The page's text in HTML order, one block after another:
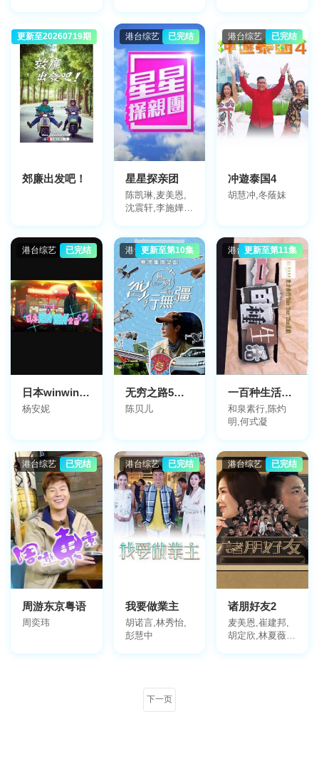
美云
港台综艺
更新至20260719期
郊廉出发吧！
港台综艺 已完结
星星探亲团
陈凯琳,麦美恩,
沈震轩,李施嬅,
陈智燊,蔡思贝,
王贻兴,岑丽香
港台综艺 已完结
冲遊泰国4
胡慧冲,冬蔭妹
港台综艺 已完结
日本winwin企画 2
杨安妮
港台综艺更新至第10集
无穷之路5：智行无疆
陈贝儿
港台综艺更新至第11集
一百种生活粤语
和泉素行,陈灼
明,何式凝
港台综艺 已完结
周游东京粤语
周奕玮
港台综艺 已完结
我要做業主
胡诺言,林秀怡,
彭慧中
港台综艺 已完结
诸朋好友2
麦美恩,崔建邦,
胡定欣,林夏薇,
下一页